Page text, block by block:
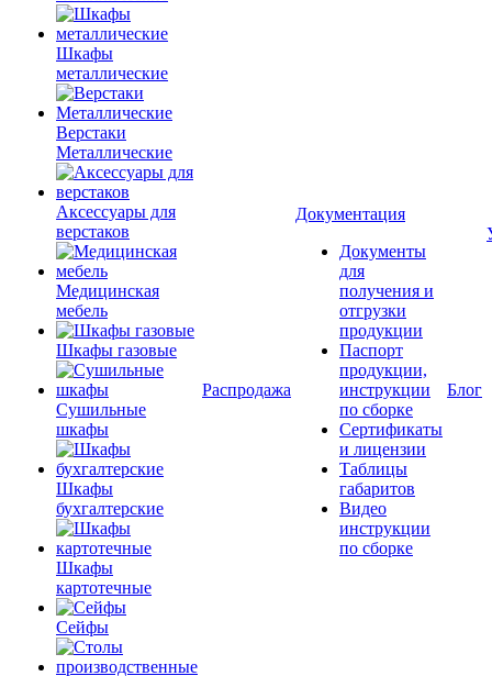
Шкафы
металлические
Верстаки
Металлические
Аксессуары для
верстаков
Медицинская
мебель
Шкафы газовые
Сушильные
шкафы
Шкафы
бухгалтерские
Шкафы
картотечные
Сейфы
Распродажа
Документация
Документы
для
получения и
отгрузки
продукции
Паспорт
продукции,
инструкции
по сборке
Сертификаты
и лицензии
Таблицы
габаритов
Видео
инструкции
по сборке
Блог